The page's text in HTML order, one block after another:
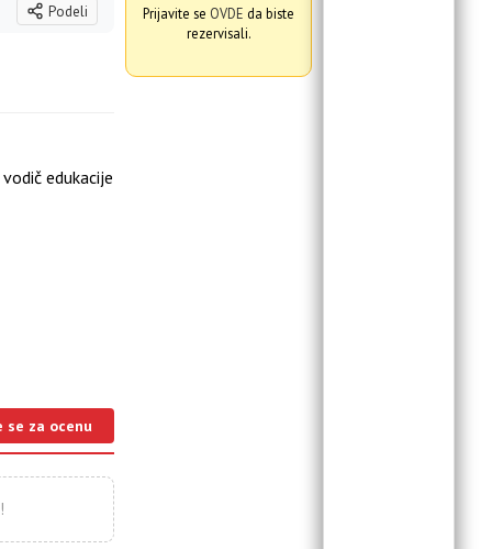
Podeli
edukacije
se za ocenu
Prijavite se OVDE da biste
rezervisali.